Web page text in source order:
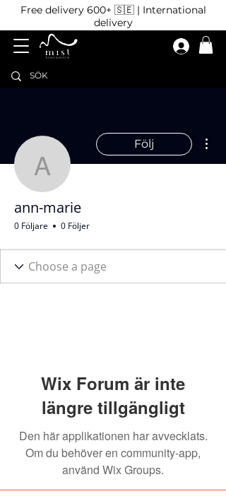
Free delivery 600+ 🇸🇪 | International
delivery
ann-marie
Följ
ann-marie
0 Följare 0 Följer
Wix Forum är inte
längre tillgängligt
Den här applikationen har avvecklats.
Om du behöver en community-app,
använd Wix Groups.